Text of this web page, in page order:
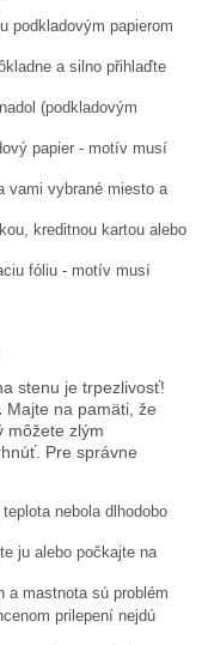
podkladovým papierom
a silno přihlaďte
(podkladovým
papier - motív musí
vami vybrané miesto a
kreditnou kartou alebo
fóliu - motív musí
stenu je trpezlivosť!
Majte na pamäti, že
môžete zlým
Pre správne
nebola dlhodobo
ju alebo počkajte na
a mastnota sú problém
prilepení nejdú